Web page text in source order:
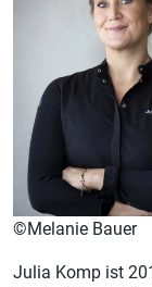
Julia Komp ist
©Melanie Bauer